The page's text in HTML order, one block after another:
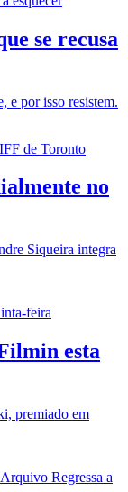
se recusa
e por isso resistem.
no
Siqueira integra
esta
premiado em